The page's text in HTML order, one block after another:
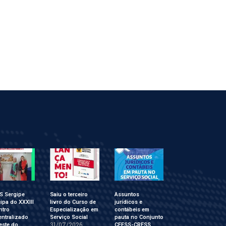
Sergipe
do XXXIII
Saiu o terceiro
livro do Curso de
Especialização em
Serviço Social
Assuntos
jurídicos e
contábeis em
pauta no Conjunto